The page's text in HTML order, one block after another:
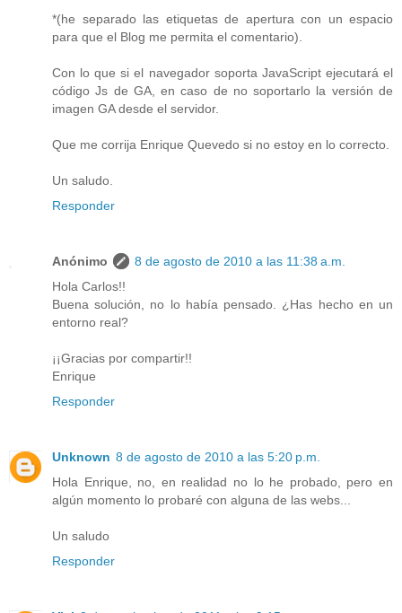
*(he separado las etiquetas de apertura con un espacio
para que el Blog me permita el comentario).
Con lo que si el navegador soporta JavaScript ejecutará el
código Js de GA, en caso de no soportarlo la versión de
imagen GA desde el servidor.
Que me corrija Enrique Quevedo si no estoy en lo correcto.
Un saludo.
Responder
Anónimo
8 de agosto de 2010 a las 11:38 a.m.
Hola Carlos!!
Buena solución, no lo había pensado. ¿Has hecho en un
entorno real?
¡¡Gracias por compartir!!
Enrique
Responder
Unknown 8 de agosto de 2010 a las 5:20 p.m.
Hola Enrique, no, en realidad no lo he probado, pero en
algún momento lo probaré con alguna de las webs...
Un saludo
Responder